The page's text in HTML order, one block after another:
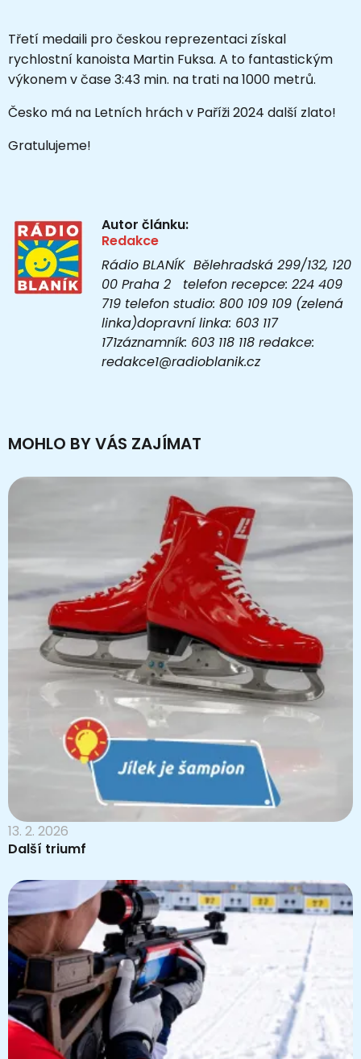
Třetí medaili pro českou reprezentaci získal
rychlostní kanoista Martin Fuksa. A to fantastickým
výkonem v čase 3:43 min. na trati na 1000 metrů.
Česko má na Letních hrách v Paříži 2024 další zlato!
Gratulujeme!
Autor článku:
Redakce
Rádio BLANÍK Bělehradská 299/132, 120
00 Praha 2 telefon recepce: 224 409
719 telefon studio: 800 109 109 (zelená
linka)dopravní linka: 603 117
171záznamník: 603 118 118 redakce:
redakce1@radioblanik.cz
MOHLO BY VÁS ZAJÍMAT
13. 2. 2026
Další triumf